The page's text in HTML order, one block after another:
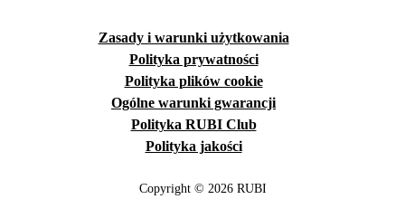
Zasady i warunki użytkowania
Polityka prywatności
Polityka plików cookie
Ogólne warunki gwarancji
Polityka RUBI Club
Polityka jakości
Copyright © 2026 RUBI